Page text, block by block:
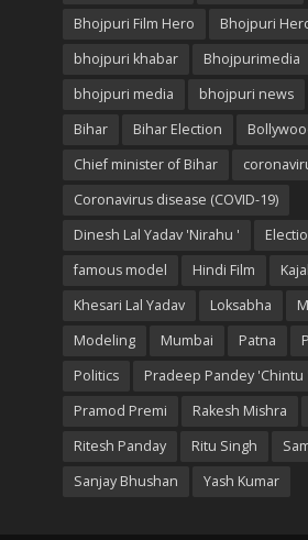
Bhojpuri Film Hero
Bhojpuri
bhojpuri khabar
Bhojpurimedia
bhojpuri media
bhojpuri news
Bihar
Bihar Election
Chief minister of Bihar
Coronavirus disease (COVID-19)
Dinesh Lal Yadav 'Nirahu '
famous model
Hindi Film
Khesari Lal Yadav
Loksabha
Modeling
Mumbai Patna
Politics
Pradeep Pandey 'Chintu '
Pramod Premi
Rakesh Mishra
Ritesh Panday
Ritu Singh
Sanjay Bhushan
Yash Kumar